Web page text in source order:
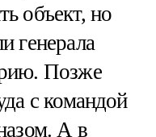
объект, но
генерала
Позже
с командой
А в